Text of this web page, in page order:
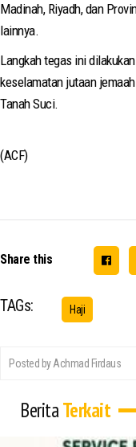
Madinah, Riyadh, dan
lainnya.
Langkah tegas ini
keselamatan jutaan
Tanah Suci.
(ACF)
Share this
TAGs: Haji
Posted by Achmad Firdaus
BeritaTerkait